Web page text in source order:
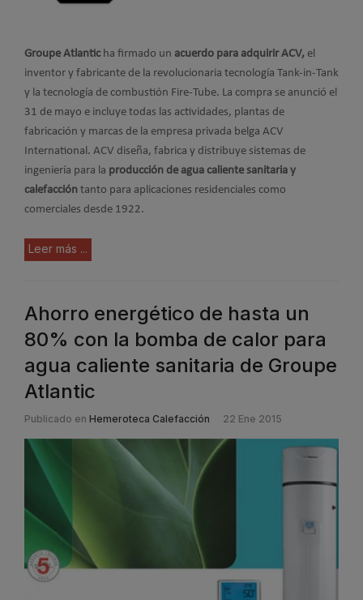
Groupe Atlanticha firmado un acuerdo para adquirir ACV, el
inventor y fabricante de la revolucionaria tecnología Tank-in-Tank
y la tecnología de combustión Fire-Tube. La compra se anunció el
31 de mayo e incluye todas las actividades, plantas de
fabricación y marcas de la empresa privada belga ACV
International. ACV diseña, fabrica y distribuye sistemas de
ingeniería para la producción de agua caliente sanitaria y
calefacción tanto para aplicaciones residenciales como
comerciales desde 1922.
Leer más ...
Ahorro energético de hasta un
80% con la bomba de calor para
agua caliente sanitaria de Groupe
Atlantic
Publicado en Hemeroteca Calefacción 22 Ene 2015